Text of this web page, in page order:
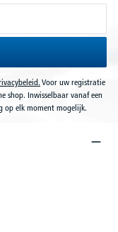
Voor uw registratie
shop. Inwisselbaar vanaf een
op elk moment mogelijk.